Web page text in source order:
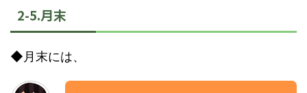
2-5.月末
◆月末には、